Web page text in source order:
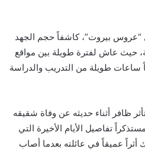
بيروت”، كاشفاً حجم الجهد
حيث عاش لفترة طويلة بين مواقع
ساعات طويلة من التدريب والدراسة
ظافر أثناء حديثه عن وفاة شقيقه
تفاصيل الأيام الأخيرة التي
عميقاً في عائلته بعدما أصاب